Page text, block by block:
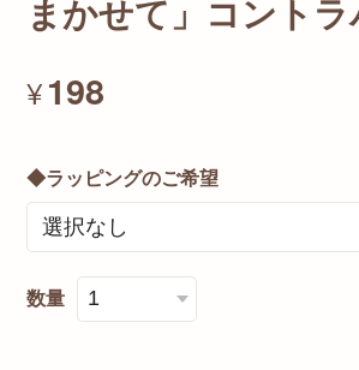
まかせて」コントラ
¥198
◆ラッピングのご希望
数量